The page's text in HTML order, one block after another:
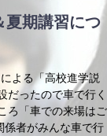
夏期講習につ
よる「高校進学説
だったので車で行く
ろ「車での来場はご
係者がみんな車で行